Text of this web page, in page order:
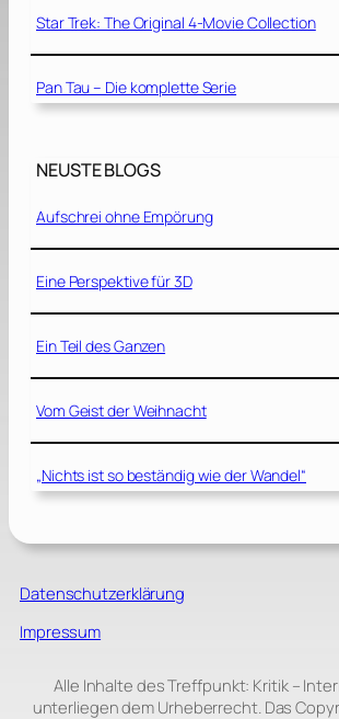
Star Trek: The Original 4-Movie Collection
Pan Tau – Die komplette Serie
NEUSTE BLOGS
Aufschrei ohne Empörung
Eine Perspektive für 3D
Ein Teil des Ganzen
Vom Geist der Weihnacht
„Nichts ist so beständig wie der Wandel“
Datenschutzerklärung
Impressum
Alle Inhalte des Treffpunkt: Kritik –
unterliegen dem Urheberrecht. Das